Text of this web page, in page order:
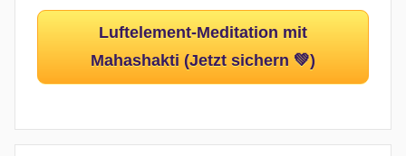
Luftelement-Meditation mit
Mahashakti (Jetzt sichern 💚)